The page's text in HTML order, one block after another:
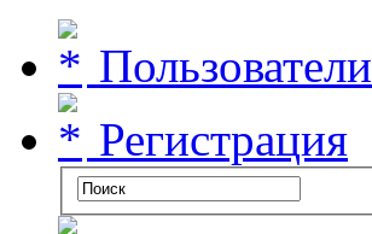
Пользователи
Регистрация